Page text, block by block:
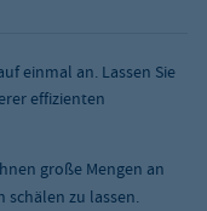
einmal an. Lassen Sie
effizienten
große Mengen an
zu lassen.